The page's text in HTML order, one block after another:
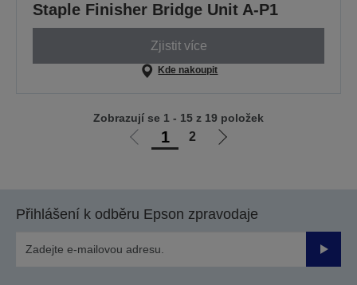
Staple Finisher Bridge Unit A-P1
Zjistit více
Kde nakoupit
Jít
1 2
Jít
Zobrazují se 1 - 15 z 19 položek
Přihlášení k odběru Epson zpravodaje